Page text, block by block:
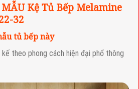
Kệ Tủ Bếp Melamine
32
tủ bếp này
theo phong cách hiện đại phổ thông